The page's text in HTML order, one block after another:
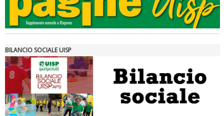
Tiziano Pesce a Radio InBlu2000 traccia il bilancio della stagione
BILANCIO SOCIALE UISP